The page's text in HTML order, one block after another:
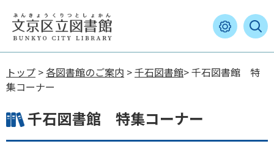
トップ >各図書館のご案内 >千石図書館> 千石図書館 特
集コーナー
千石図書館 特集コーナー